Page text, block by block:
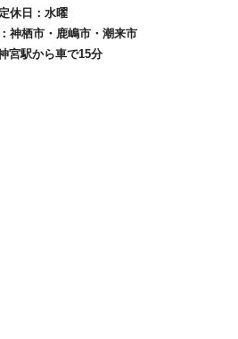
定休日：水曜
神栖市・ 鹿嶋市・ 潮来市
宮駅から車で15分